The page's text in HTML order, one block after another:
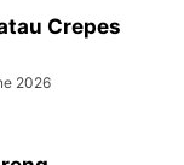
Crepes
2026